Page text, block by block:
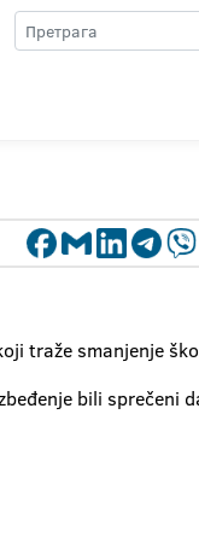
traže smanjenje
bili sprečeni